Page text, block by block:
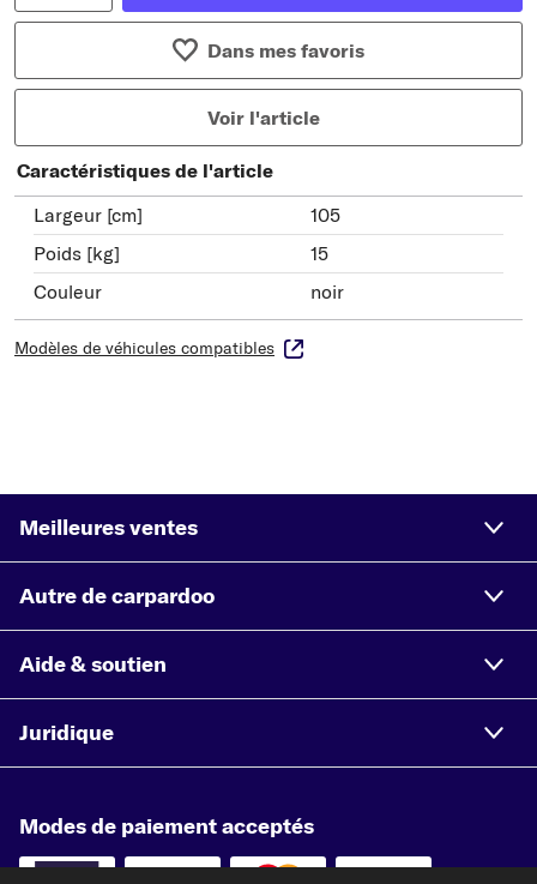
Dans mes favoris
Voir l'article
Caractéristiques de l'article
Largeur [cm]
105
Poids [kg]
15
Couleur
noir
Modèles de véhicules compatibles
Meilleures ventes
Autre de carpardoo
Aide & soutien
Juridique
Modes de paiement acceptés